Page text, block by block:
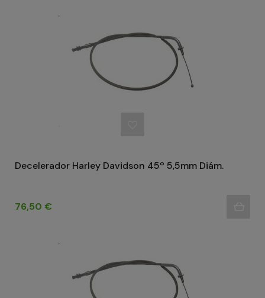
Decelerador Harley Davidson 45º 5,5mm Diám.
Precio
76,50 €